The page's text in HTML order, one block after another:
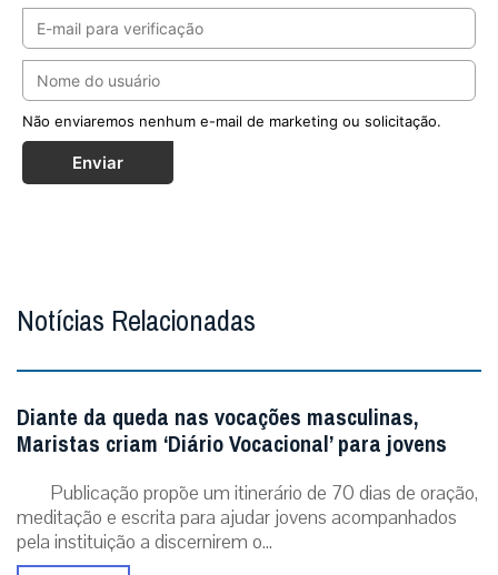
Não enviaremos nenhum e-mail de marketing ou solicitação.
Enviar
Notícias Relacionadas
Diante da queda nas vocações masculinas,
Maristas criam ‘Diário Vocacional’ para jovens
Publicação propõe um itinerário de 70 dias de oração,
meditação e escrita para ajudar jovens acompanhados
pela instituição a discernirem o...